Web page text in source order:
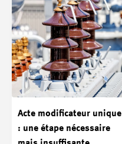
Acte modificateur unique
: une étape nécessaire